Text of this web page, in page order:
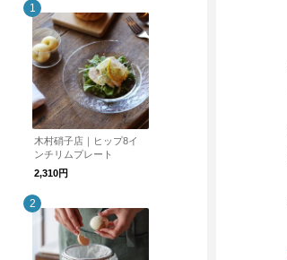
木村硝子店｜ヒップ8イ
ンチリムプレート
2,310円